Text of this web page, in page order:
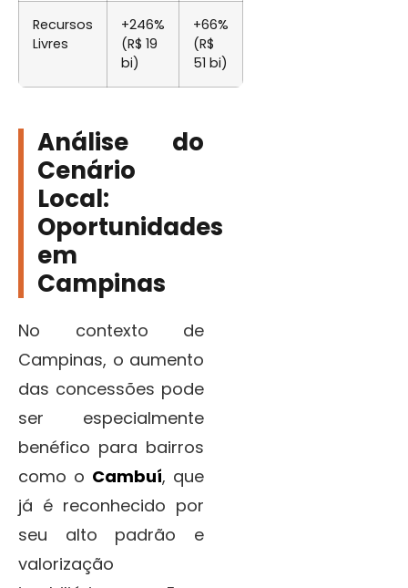
Recursos
Livres
+246%
(R$ 19
bi)
+66%
(R$
51 bi)
Análise do
Cenário
Local:
Oportunidades
em
Campinas
No contexto de
Campinas, o aumento
das concessões pode
ser especialmente
benéfico para bairros
como o Cambuí, que
já é reconhecido por
seu alto padrão e
valorização